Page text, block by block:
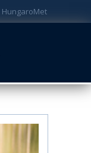
HungaroMet